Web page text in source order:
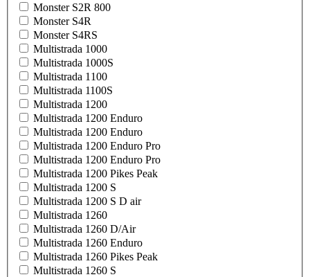
Monster S2R 800
Monster S4R
Monster S4RS
Multistrada 1000
Multistrada 1000S
Multistrada 1100
Multistrada 1100S
Multistrada 1200
Multistrada 1200 Enduro
Multistrada 1200 Enduro
Multistrada 1200 Enduro Pro
Multistrada 1200 Enduro Pro
Multistrada 1200 Pikes Peak
Multistrada 1200 S
Multistrada 1200 S D air
Multistrada 1260
Multistrada 1260 D/Air
Multistrada 1260 Enduro
Multistrada 1260 Pikes Peak
Multistrada 1260 S